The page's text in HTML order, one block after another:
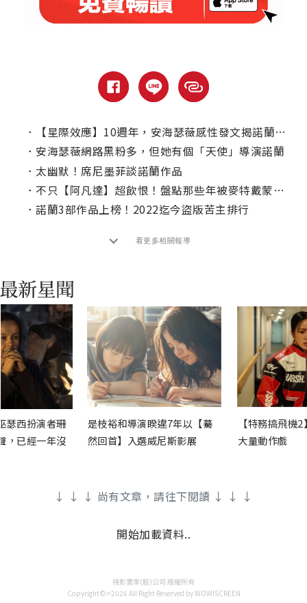
．
【星際效應】10週年，安海瑟薇感性發文揭諾蘭暖舉
． 安海瑟薇網路黑粉多，但她有個「天使」導演諾蘭
． 太幽默！席尼墨菲談諾蘭作品
． 不只【阿凡達】超飲恨！盤點那些年被麥特戴蒙婉拒演出的電影
． 諾蘭3部作品上榜！2022迄今盜版苦主排行
看更多相關報導
瑟西扮演者珊
，已經一年沒
是枝裕和導演睽違7年以【驀
然回首】入選威尼斯影展
【特務搞飛機
大量動作戲
↓ ↓ ↓ 尚有文章，請往下閱讀 ↓ ↓ ↓
開始加載資料..
視影實業(股)公司 版權所有
Copyright©>2026 All Right Reserved by WOW!SCREEN